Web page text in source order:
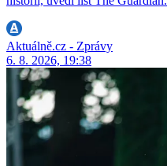
Aktuálně.cz - Zprávy
6. 8. 2026, 19:38